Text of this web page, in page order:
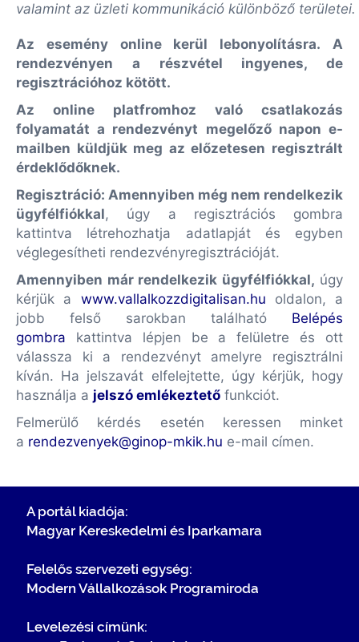
valamint az üzleti kommunikáció különböző területei.
Az esemény online kerül lebonyolításra. A
rendezvényen a részvétel ingyenes, de
regisztrációhoz kötött.
Az online platfromhoz való csatlakozás
folyamatát a rendezvényt megelőző napon e-
mailben küldjük meg az előzetesen regisztrált
érdeklődőknek.
Regisztráció: Amennyiben még nem rendelkezik
ügyfélfiókkal, úgy a regisztrációs gombra
kattintva létrehozhatja adatlapját és egyben
véglegesítheti rendezvényregisztrációját.
Amennyiben már rendelkezik ügyfélfiókkal, úgy
kérjük a www.vallalkozzdigitalisan.hu oldalon, a
jobb felső sarokban található
Belépés
gombra
kattintva lépjen be a felületre és ott
válassza ki a rendezvényt amelyre regisztrálni
kíván. Ha jelszavát elfelejtette, úgy kérjük, hogy
használja a jelszó emlékeztető funkciót.
Felmerülő kérdés esetén keressen minket
a rendezvenyek@ginop-mkik.hu e-mail címen.
A portál kiadója:
Magyar Kereskedelmi és Iparkamara
Felelős szervezeti egység:
Modern Vállalkozások Programiroda
Levelezési címünk: